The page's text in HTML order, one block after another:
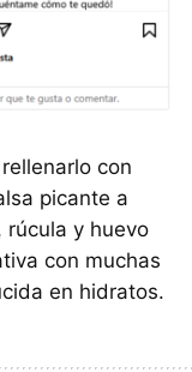
rellenarlo con
picante a
y huevo
con muchas
en hidratos.